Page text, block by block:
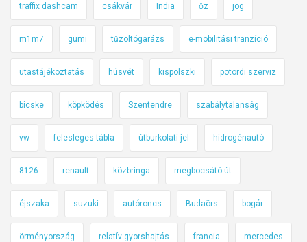
traffix dashcam csákvár India őz jog
m1m7 gumi tűzoltógarázs e-mobilitási tranzíció
utastájékoztatás húsvét kispolszki pötördi szerviz
bicske köpködés Szentendre szabálytalanság
vw felesleges tábla útburkolati jel hidrogénautó
8126 renault közbringa megbocsátó út
éjszaka suzuki autóroncs Budaörs bogár
örményország relatív gyorshajtás francia mercedes